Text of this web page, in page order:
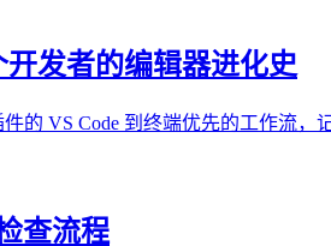
开发者的编辑器进化史
的 VS Code 到终端优先的工作流
查流程